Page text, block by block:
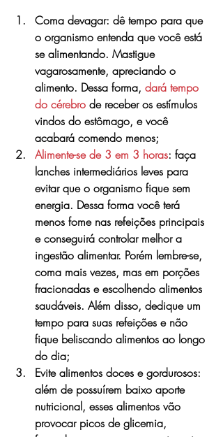
Coma devagar: dê tempo para que
o organismo entenda que você está
se alimentando. Mastigue
vagarosamente, apreciando o
alimento. Dessa forma, dará tempo
do cérebro de receber os estímulos
vindos do estômago, e você
acabará comendo menos;
Alimente-se de 3 em 3 horas: faça
lanches intermediários leves para
evitar que o organismo fique sem
energia. Dessa forma você terá
menos fome nas refeições principais
e conseguirá controlar melhor a
ingestão alimentar. Porém lembre-se,
coma mais vezes, mas em porções
fracionadas e escolhendo alimentos
saudáveis. Além disso, dedique um
tempo para suas refeições e não
fique beliscando alimentos ao longo
do dia;
Evite alimentos doces e gordurosos:
além de possuírem baixo aporte
nutricional, esses alimentos vão
provocar picos de glicemia,